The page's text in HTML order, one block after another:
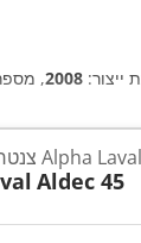
ייצור: 2008
,
Aldec 45